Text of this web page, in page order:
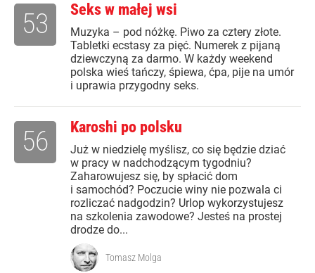
Seks w małej wsi
Muzyka – pod nóżkę. Piwo za cztery złote.
Tabletki ecstasy za pięć. Numerek z pijaną
dziewczyną za darmo. W każdy weekend
polska wieś tańczy, śpiewa, ćpa, pije na umór
i uprawia przygodny seks.
53
Karoshi po polsku
Już w niedzielę myślisz, co się będzie dziać
w pracy w nadchodzącym tygodniu?
Zaharowujesz się, by spłacić dom
i samochód? Poczucie winy nie pozwala ci
rozliczać nadgodzin? Urlop wykorzystujesz
na szkolenia zawodowe? Jesteś na prostej
drodze do...
56
Tomasz Molga